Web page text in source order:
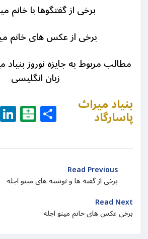
برخی از گفتگوها با خانم
برخی از عکس های خانم
مطالب مربوط به جایزه نوروز بنیاد
زبان انگلیسی
EmailLinkedIn
Balatarin
Share
بنیاد میراث
پاسارگاد
Read Previous
برخی از گفته ها و نوشته های مینو اجله
Read Next
برخی عکس های خانم مینو اجله